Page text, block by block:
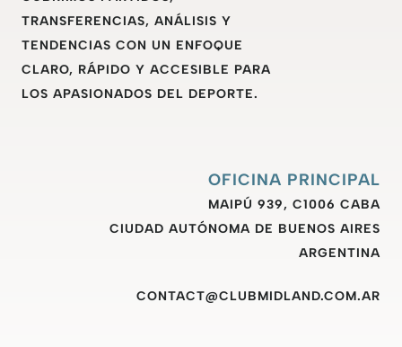
TRANSFERENCIAS, ANÁLISIS Y
TENDENCIAS CON UN ENFOQUE
CLARO, RÁPIDO Y ACCESIBLE PARA
LOS APASIONADOS DEL DEPORTE.
OFICINA PRINCIPAL
MAIPÚ 939, C1006 CABA
CIUDAD AUTÓNOMA DE BUENOS AIRES
ARGENTINA
CONTACT@CLUBMIDLAND.COM.AR